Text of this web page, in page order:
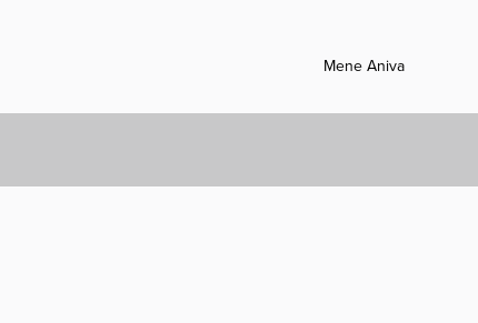
Mene Aniva